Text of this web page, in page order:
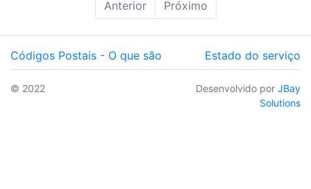
Anterior Próximo
Códigos Postais - O que são Estado do serviço
© 2022 Desenvolvido por JBay
Solutions